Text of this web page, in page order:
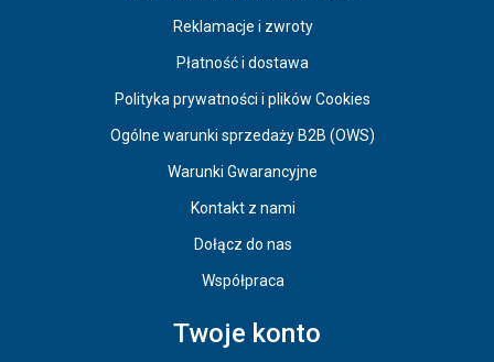
Reklamacje i zwroty
Płatność i dostawa
Polityka prywatności i plików Cookies
Ogólne warunki sprzedaży B2B (OWS)
Warunki Gwarancyjne
Kontakt z nami
Dołącz do nas
Współpraca
Twoje konto